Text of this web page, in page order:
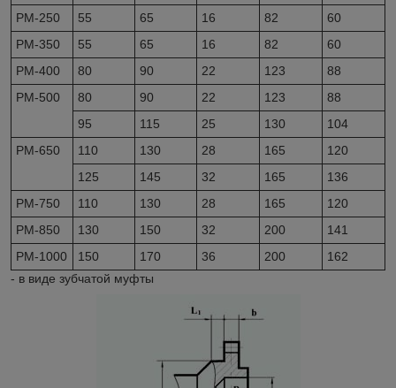
РМ-250
55 65 16 82
60
РМ-350
55 65 16 82
60
РМ-400
80 90 22 123
88
РМ-500
80 90 22 123
88
95
115 25 130
104
PM-650
110 130 28 165
120
125
145 32 165
136
РМ-750
110 130 28 165
120
РМ-850
130 150 32 200
141
РМ-1000
150 170 36 200
162
- в виде зубчатой муфты